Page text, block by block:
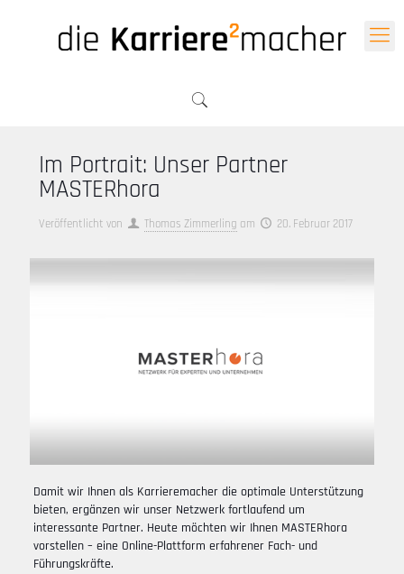
Im Portrait: Unser Partner
MASTERhora
Veröffentlicht von Thomas Zimmerling am 20. Februar 2017
Damit wir Ihnen als Karrieremacher die optimale Unterstützung
bieten, ergänzen wir unser Netzwerk fortlaufend um
interessante Partner. Heute möchten wir Ihnen MASTERhora
vorstellen – eine Online-Plattform erfahrener Fach- und
Führungskräfte.